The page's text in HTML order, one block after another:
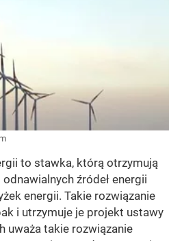
to stawka, którą otrzymują
źródeł energii
energii. Takie rozwiązanie
i utrzymuje je projekt ustawy
uważa takie rozwiązanie